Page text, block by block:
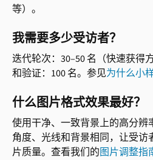
等）。
我需要多少受访者？
迭代轮次：30–50 名（快速获得
和验证：100 名。参见为什么小
什么图片格式效果最好？
使用干净、一致背景上的高分辨
角度、光线和背景相同，让受访
片质量。查看我们的图片调整指